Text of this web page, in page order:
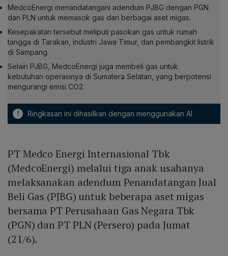
MedcoEnergi menandatangani adendum PJBG dengan PGN
dan PLN untuk memasok gas dari berbagai aset migas.
Kesepakatan tersebut meliputi pasokan gas untuk rumah
tangga di Tarakan, industri Jawa Timur, dan pembangkit listrik
di Sampang.
Selain PJBG, MedcoEnergi juga membeli gas untuk
kebutuhan operasinya di Sumatera Selatan, yang berpotensi
mengurangi emisi CO2.
! Ringkasan ini dihasilkan dengan menggunakan AI
PT Medco Energi Internasional Tbk
(MedcoEnergi) melalui tiga anak usahanya
melaksanakan adendum Penandatangan Jual
Beli Gas (PJBG) untuk beberapa aset migas
bersama PT Perusahaan Gas Negara Tbk
(PGN) dan PT PLN (Persero) pada Jumat
(21/6).